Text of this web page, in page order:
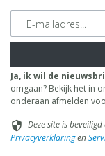
E-mailadres
Ja, ik wil de
omgaan? Bekijk het in
onderaan afmelden
security Deze site is
Privacyverklaringen